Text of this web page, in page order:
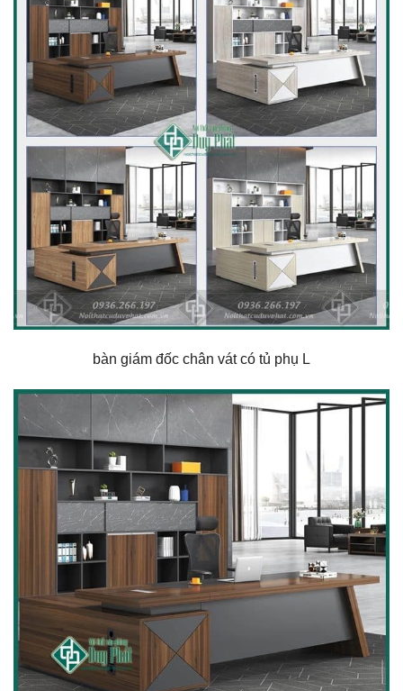
bàn giám đốc chân vát có tủ phụ L